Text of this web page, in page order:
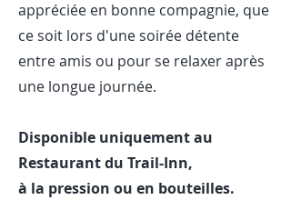
appréciée en bonne compagnie, que
ce soit lors d'une soirée détente
entre amis ou pour se relaxer après
une longue journée.
Disponible uniquement au
Restaurant du Trail-Inn,
à la pression ou en bouteilles.